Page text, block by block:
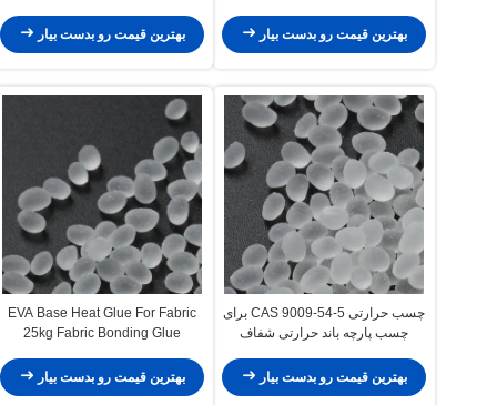
بهترین قیمت رو بدست بیار
بهترین قیمت رو بدست بیار
چسب حرارتی CAS 9009-54-5 برای
چسب پارچه باند حرارتی شفاف
بهترین قیمت رو بدست بیار
EVA Base Heat Glue For Fabric
25kg Fabric Bonding Glue
بهترین قیمت رو بدست بیار